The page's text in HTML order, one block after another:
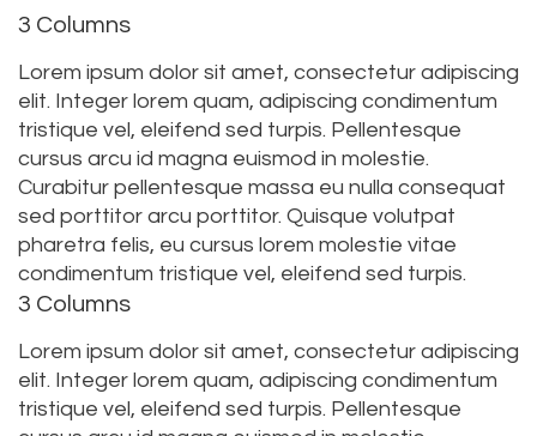
3 Columns
Lorem ipsum dolor sit amet, consectetur adipiscing
elit. Integer lorem quam, adipiscing condimentum
tristique vel, eleifend sed turpis. Pellentesque
cursus arcu id magna euismod in molestie.
Curabitur pellentesque massa eu nulla consequat
sed porttitor arcu porttitor. Quisque volutpat
pharetra felis, eu cursus lorem molestie vitae
condimentum tristique vel, eleifend sed turpis.
3 Columns
Lorem ipsum dolor sit amet, consectetur adipiscing
elit. Integer lorem quam, adipiscing condimentum
tristique vel, eleifend sed turpis. Pellentesque